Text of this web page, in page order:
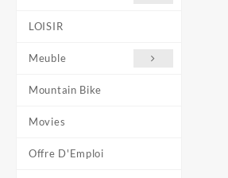
LOISIR
Meuble
Mountain Bike
Movies
Offre D'Emploi